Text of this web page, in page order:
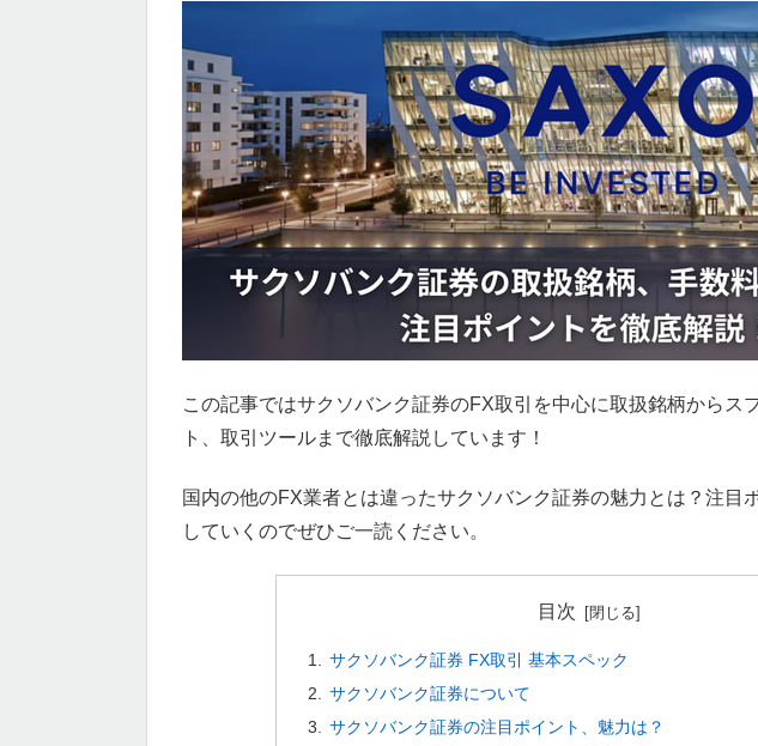
この記事ではサクソバンク証券のFX取引を中心に取扱銘柄からス
ト、取引ツールまで徹底解説しています！
国内の他のFX業者とは違ったサクソバンク証券の魅力とは？注目
していくのでぜひご一読ください。
目次
サクソバンク証券 FX取引 基本スペック
サクソバンク証券について
サクソバンク証券の注目ポイント、魅力は？